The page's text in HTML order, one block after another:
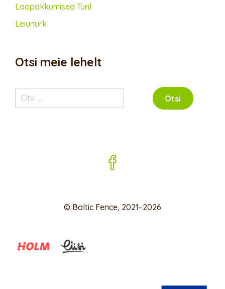
Lao­pakkumised Türil
Leiunurk
Otsi meie lehelt
Otsi:
© Baltic Fence, 2021–2026